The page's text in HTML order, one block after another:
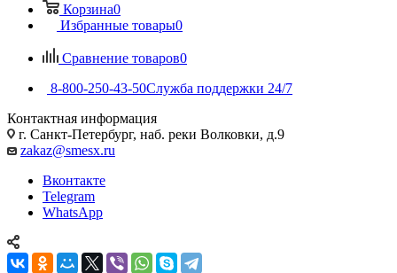
Корзина0
Избранные товары0
Сравнение товаров0
8-800-250-43-50Служба поддержки 24/7
Контактная информация
г. Санкт-Петербург, наб. реки Волковки, д.9
zakaz@smesx.ru
Вконтакте
Telegram
WhatsApp